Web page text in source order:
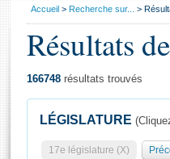
Général
Vous
Accueil Recherche sur...
Résultats
166748 résultats trouvés
LÉGISLATURE
17e législature (X)